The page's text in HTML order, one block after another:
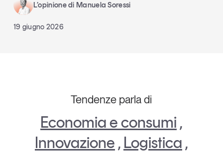
L’opinione di Manuela Soressi
19 giugno 2026
Tendenze parla di
Economia e consumi ,
Innovazione , Logistica ,